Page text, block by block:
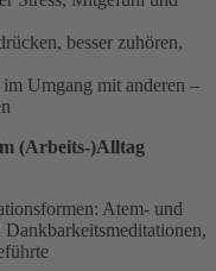
besser zuhören,
Umgang mit anderen –
(Arbeits-)Alltag
Atem- und